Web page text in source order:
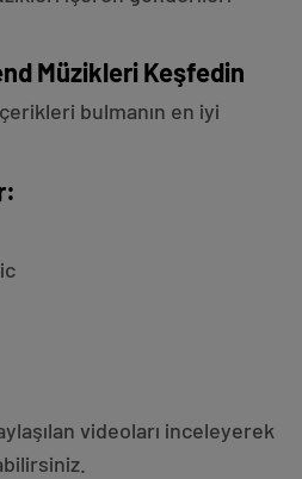
Müzikleri Keşfedin
bulmanın en iyi
videoları inceleyerek